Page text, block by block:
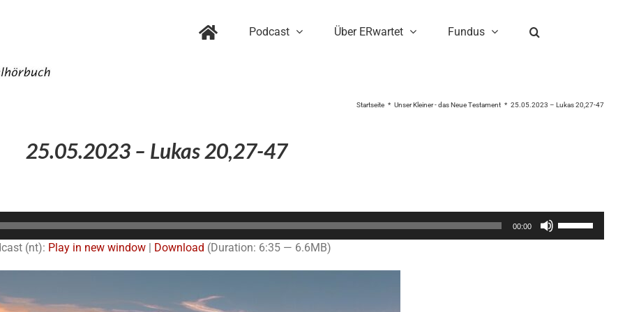
Podcast Über ERwartet Fundus
Startseite Unser Kleiner - das Neue Testament 25.05.2023 – Lukas 20,27-47
25.05.2023 – Lukas 20,27-47
00:00
(nt): Play in new window| Download (Duration: 6:35 — 6.6MB)